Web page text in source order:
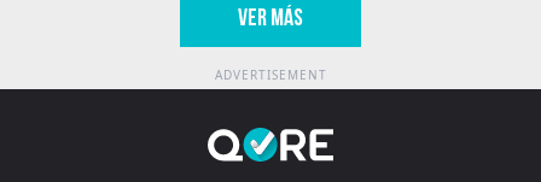
VER MÁS